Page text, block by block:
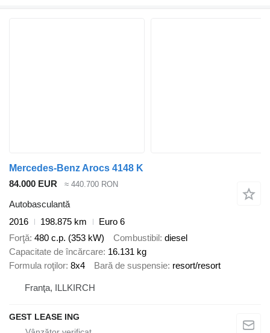
Mercedes-Benz Arocs 4148 K
84.000 EUR
≈ 440.700 RON
Autobasculantă
2016
198.875 km
Euro 6
Forţă 480 c.p. (353 kW) Combustibil diesel
Capacitate de încărcare 16.131 kg
Formula roţilor 8x4 Bară de suspensie resort/resort
Franţa, ILLKIRCH
GEST LEASE ING